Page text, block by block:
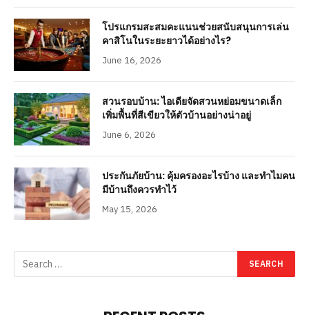
โปรแกรมสะสมคะแนนช่วยสนับสนุนการเล่น
คาสิโนในระยะยาวได้อย่างไร?
June 16, 2026
สวนรอบบ้าน: ไอเดียจัดสวนหย่อมขนาดเล็ก
เพิ่มพื้นที่สีเขียวให้ตัวบ้านอย่างน่าอยู่
June 6, 2026
ประกันภัยบ้าน: คุ้มครองอะไรบ้าง และทำไมคน
มีบ้านถึงควรทำไว้
May 15, 2026